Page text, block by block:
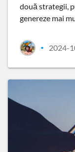
două strategii,
genereze mai
• 2024-